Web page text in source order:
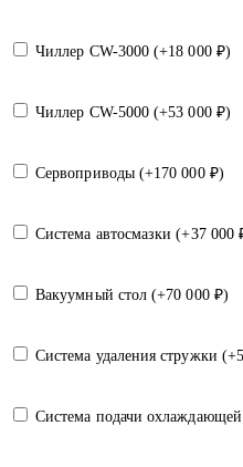
Чиллер CW-3000 (+18 000 ₽)
Чиллер CW-5000 (+53 000 ₽)
Сервоприводы (+170 000 ₽)
Система автосмазки (+37 000
Вакуумный стол (+70 000 ₽)
Система удаления стружки (+
Система подачи